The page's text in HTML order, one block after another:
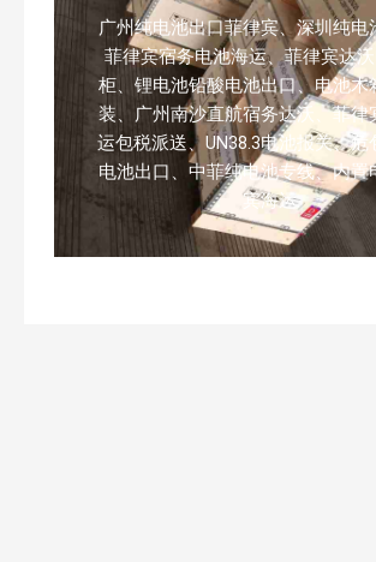
广州纯电池出口菲律宾、深圳纯电
菲律宾宿务电池海运、菲律宾达
柜、锂电池铅酸电池出口、电池木
装、广州南沙直航宿务达沃、菲律
运包税派送、UN38.3电池报关、危
电池出口、中菲纯电池专线、内置
宾海运